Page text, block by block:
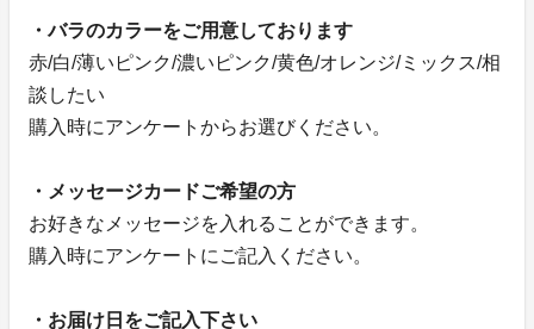
・バラのカラーをご用意しております
赤/白/薄いピンク/濃いピンク/黄色/オレンジ/ミックス/相
談したい
購入時にアンケートからお選びください。
・メッセージカードご希望の方
お好きなメッセージを入れることができます。
購入時にアンケートにご記入ください。
・お届け日をご記入下さい